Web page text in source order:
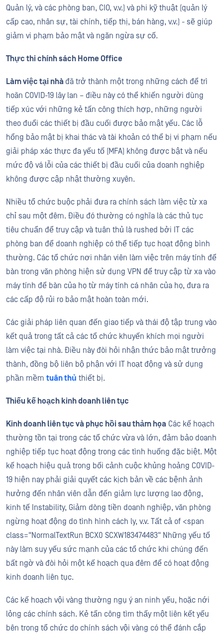
Quản lý, và các phòng ban, CIO, v.v.) và phi kỹ thuật (quản lý
cấp cao, nhân sự, tài chính, tiếp thị, bán hàng, v.v.) - sẽ giúp
giảm vi phạm bảo mật và ngăn ngừa sự cố.
Thực thi chính sách Home Office
Làm việc tại nhà đã trở thành một trong những cách để trì
hoãn COVID-19 lây lan – điều này có thể khiến người dùng
tiếp xúc với những kẻ tấn công thích hợp, những người
theo đuổi các thiết bị đầu cuối được bảo mật yếu. Các lỗ
hổng bảo mật bị khai thác và tài khoản có thể bị vi phạm nếu
giải pháp xác thực đa yếu tố (MFA) không được bật và nếu
mức độ vá lỗi của các thiết bị đầu cuối của doanh nghiệp
không được cập nhật thường xuyên.
Nhiều tổ chức buộc phải đưa ra chính sách làm việc từ xa
chỉ sau một đêm. Điều đó thường có nghĩa là các thủ tục
tiêu chuẩn để truy cập và tuân thủ là rushed bởi IT các
phòng ban để doanh nghiệp có thể tiếp tục hoạt động bình
thường. Các tổ chức nơi nhân viên làm việc trên máy tính để
bàn trong văn phòng hiện sử dụng VPN để truy cập từ xa vào
máy tính để bàn của họ từ máy tính cá nhân của họ, đưa ra
các cấp độ rủi ro bảo mật hoàn toàn mới.
Các giải pháp liên quan đến giao tiếp và thái độ tập trung vào
kết quả trong tất cả các tổ chức khuyến khích mọi người
làm việc tại nhà. Điều này đòi hỏi nhận thức bảo mật trưởng
thành, đồng bộ liên bộ phận với IT hoạt động và sử dụng
phần mềm tuân thủ thiết bị.
Thiếu kế hoạch kinh doanh liên tục
Kinh doanh liên tục và phục hồi sau thảm họa Các kế hoạch
thường tồn tại trong các tổ chức vừa và lớn, đảm bảo doanh
nghiệp tiếp tục hoạt động trong các tình huống đặc biệt. Một
kế hoạch hiệu quả trong bối cảnh cuộc khủng hoảng COVID-
19 hiện nay phải giải quyết các kịch bản về các bệnh ảnh
hưởng đến nhân viên dẫn đến giảm lực lượng lao động,
kinh tế Instability, Giảm dòng tiền doanh nghiệp, văn phòng
ngừng hoạt động do tình hình cách ly, v.v. Tất cả of <span
class="NormalTextRun BCX0 SCXW183474483" Những yếu tố
này làm suy yếu sức mạnh của các tổ chức khi chúng đến
bất ngờ và đòi hỏi một kế hoạch qua đêm để có hoạt động
kinh doanh liên tục.
Các kế hoạch vội vàng thường ngụ ý an ninh yếu, hoặc nới
lỏng các chính sách. Kẻ tấn công tìm thấy một liên kết yếu
bên trong tổ chức do chính sách vội vàng có thể đánh cắp